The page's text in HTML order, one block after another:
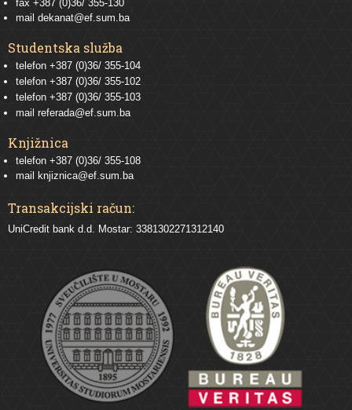
fax +387 (0)36/ 355-130
mail dekanat@ef.sum.ba
Studentska služba
telefon +387 (0)36/ 355-104
telefon +387 (0)36/ 355-102
telefon +387 (0)36/ 355-103
mail referada@ef.sum.ba
Knjižnica
telefon +387 (0)36/ 355-108
mail
knjiznica@ef.sum.ba
Transakcijski račun:
UniCredit bank d.d. Mostar: 3381302271312140